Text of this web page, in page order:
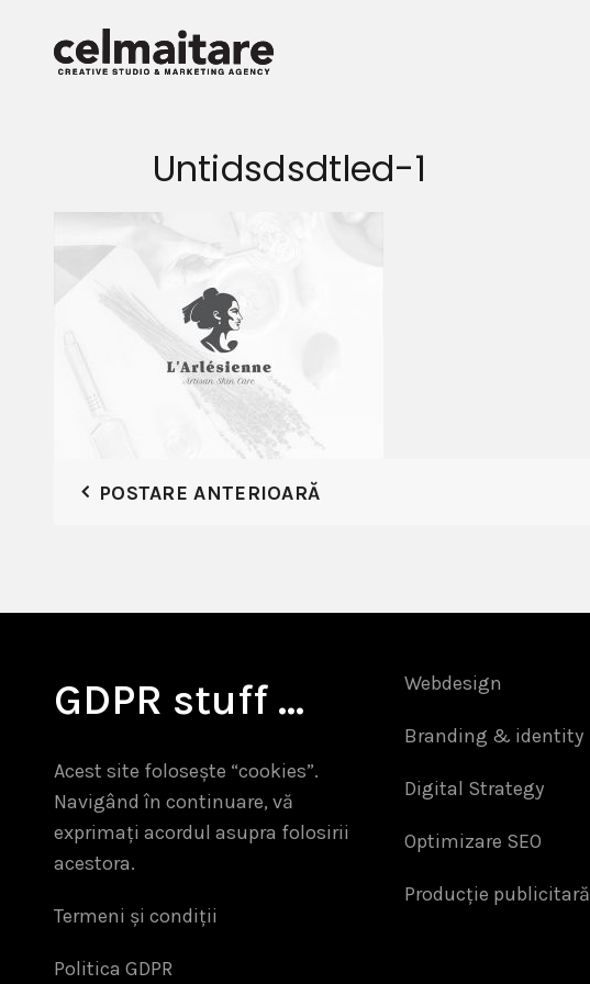
Untidsdsdtled-1
POSTARE ANTERIOARĂ
GDPR stuff …
Acest site folosește “cookies”.
Navigând în continuare, vă
exprimați acordul asupra folosirii
acestora.
Termeni și condiții
Politica GDPR
Webdesign
Branding & identity
Digital Strategy
Optimizare SEO
Producție publicitară